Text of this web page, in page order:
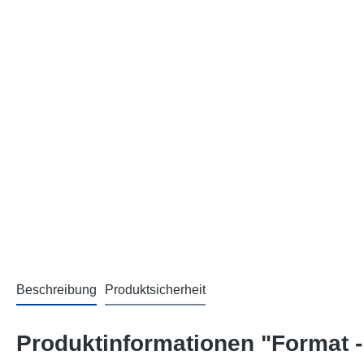
Beschreibung Produktsicherheit
Produktinformationen "Format